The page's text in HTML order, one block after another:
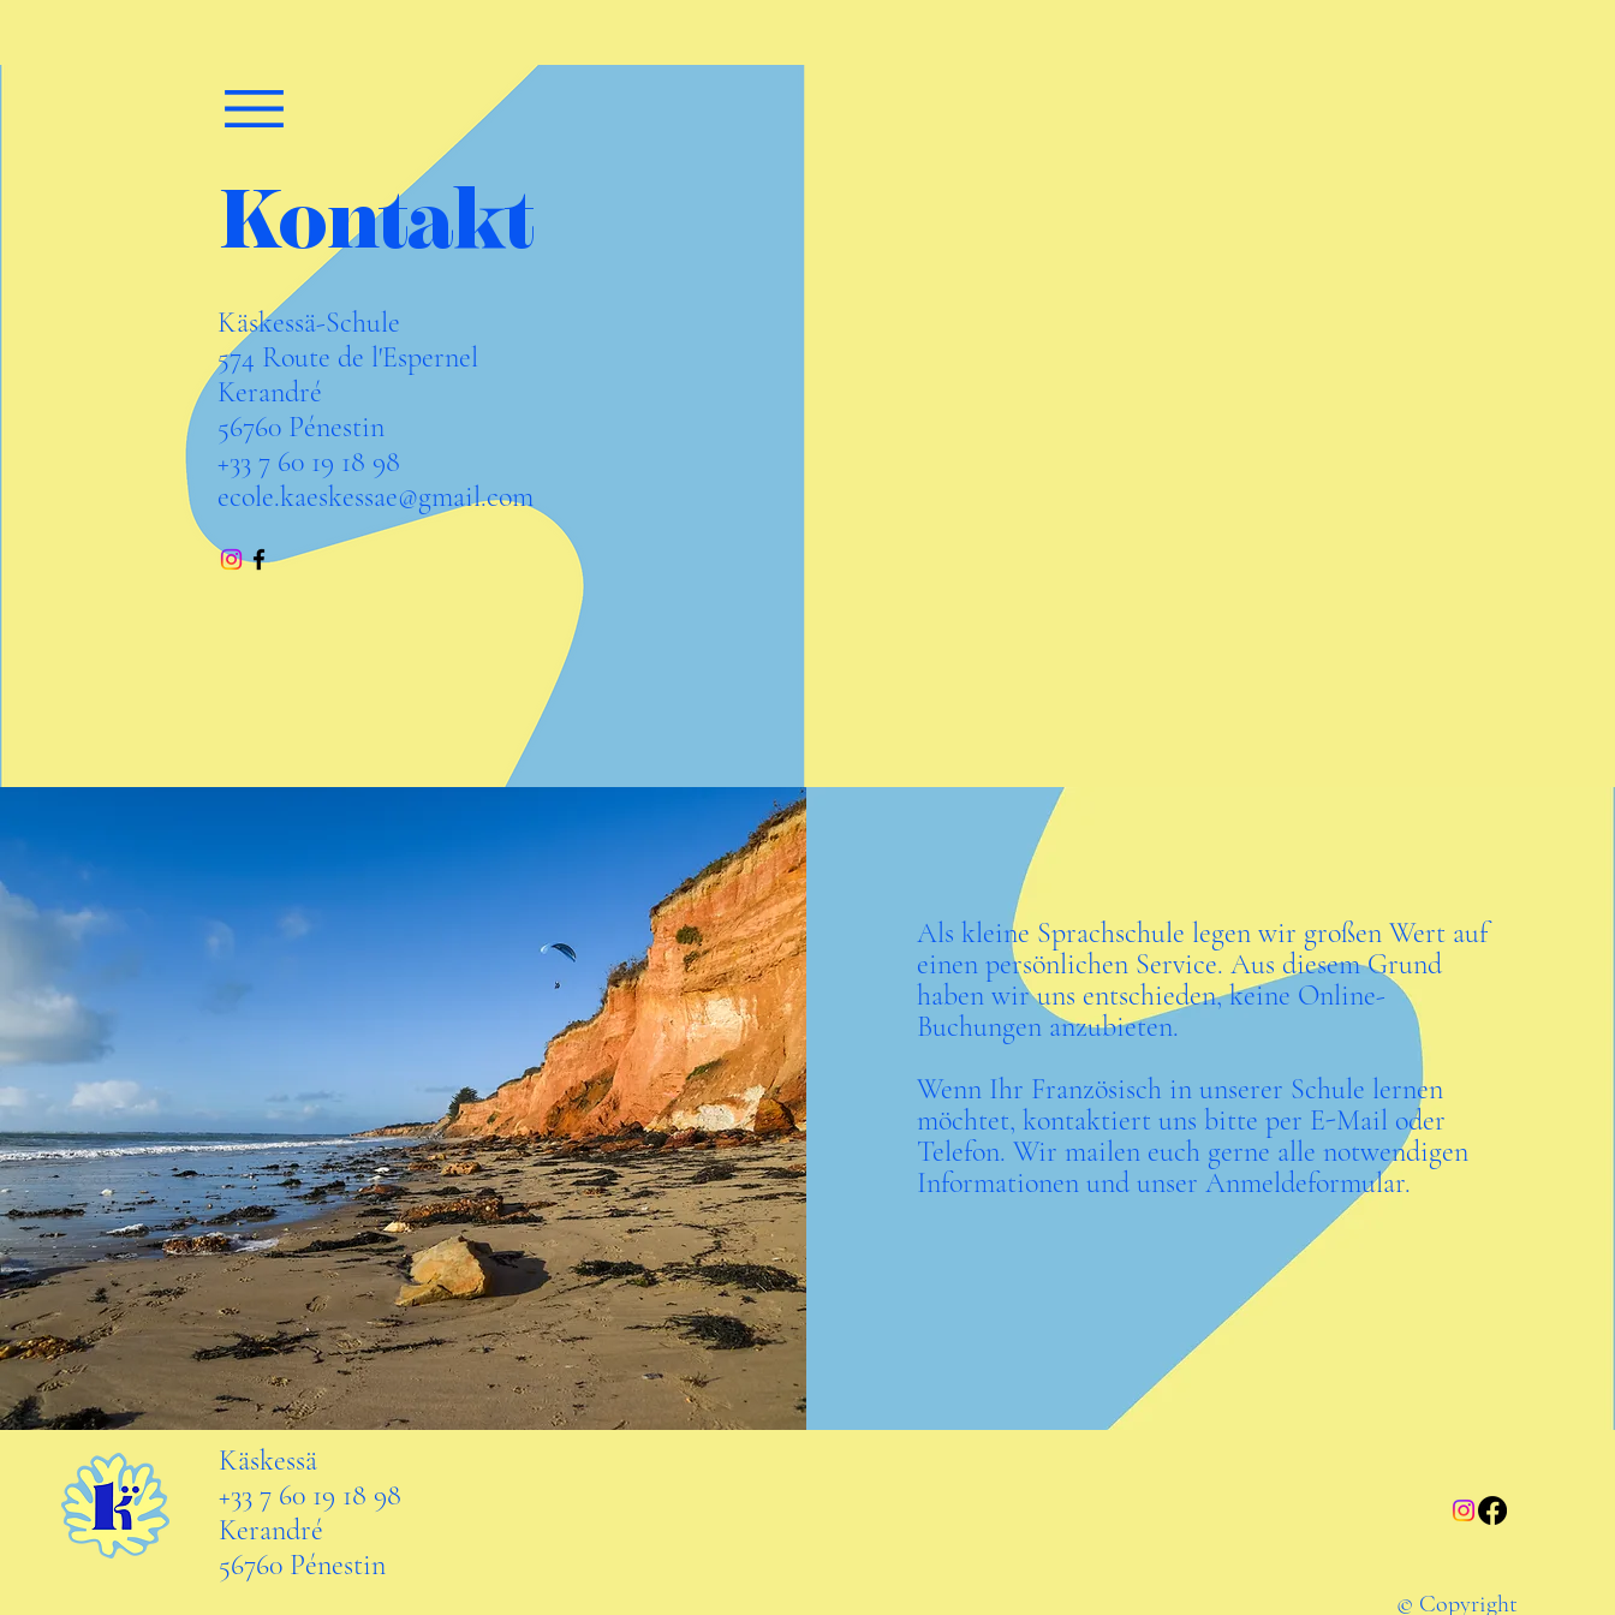
Kontakt
Käskessä-Schule
574 Route de l'Espernel
Kerandré
56760 Pénestin
+33 7 60 19 18 98
ecole.kaeskessae@gmail.com
Als kleine Sprachschule legen wir großen Wert auf
einen persönlichen Service. Aus diesem Grund
haben wir uns entschieden, keine Online-
Buchungen anzubieten.
Wenn Ihr Französisch in unserer Schule lernen
möchtet, kontaktiert uns bitte per E-Mail oder
Telefon. Wir mailen euch gerne alle notwendigen
Informationen und unser Anmeldeformular.
Käskessä
+33 7 60 19 18 98
Kerandré
56760 Pénestin
© Copyright